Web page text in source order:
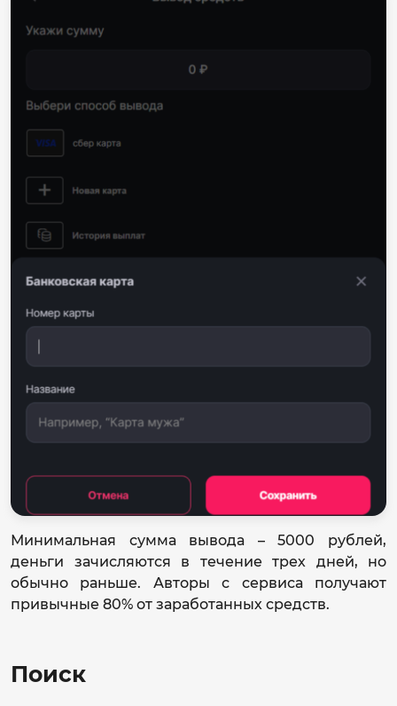
Минимальная сумма вывода – 5000 рублей,
деньги зачисляются в течение трех дней, но
обычно раньше. Авторы с сервиса получают
привычные 80% от заработанных средств.
Поиск